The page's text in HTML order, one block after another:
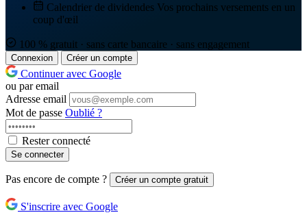
Calendrier de dividendes Vos prochains versements en un
coup d'œil
100 % gratuit · sans carte bancaire · sans engagement
Connexion Créer un compte
Continuer avec Google
ou par email
Adresse email
Mot de passe Oublié ?
Rester connecté
Se connecter
Pas encore de compte ? Créer un compte gratuit
S'inscrire avec Google